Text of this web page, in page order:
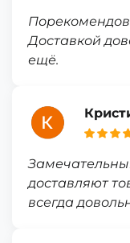
Доставкой
ещё.
доставляют
всегда